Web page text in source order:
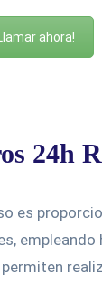
ahora!
24h
es
empleando